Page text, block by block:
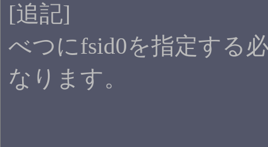
[追記]
べつにfsid0を指定する
なります。